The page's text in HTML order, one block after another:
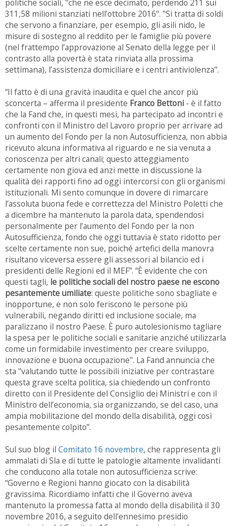
politiche sociali, "che ne esce decimato, perdendo 211 sui
311,58 milioni stanziati nell’ottobre 2016". "Si tratta di soldi
che servono a finanziare, per esempio, gli asili nido, le
misure di sostegno al reddito per le famiglie più povere
(nel frattempo l’approvazione al Senato della legge per il
contrasto alla povertà è stata rinviata alla prossima
settimana), l’assistenza domiciliare e i centri antiviolenza".
“Il fatto è di una gravità inaudita e quel che ancor più
sconcerta – afferma il presidente Franco Bettoni - è il fatto
che la Fand che, in questi mesi, ha partecipato ad incontri e
confronti con il Ministro del Lavoro proprio per arrivare ad
un aumento del Fondo per la non Autosufficienza, non abbia
ricevuto alcuna informativa al riguardo e ne sia venuta a
conoscenza per altri canali; questo atteggiamento
certamente non giova ed anzi mette in discussione la
qualità dei rapporti fino ad oggi intercorsi con gli organismi
istituzionali. Mi sento comunque in dovere di rimarcare
l’assoluta buona fede e correttezza del Ministro Poletti che
a dicembre ha mantenuto la parola data, spendendosi
personalmente per l’aumento del Fondo per la non
Autosufficienza, fondo che oggi tuttavia è stato ridotto per
scelte certamente non sue, poiché artefici della manovra
risultano viceversa essere gli assessori al bilancio ed i
presidenti delle Regioni ed il MEF”. “È evidente che con
questi tagli, le politiche sociali del nostro paese ne escono
pesantemente umiliate: queste politiche sono sbagliate e
inopportune, e non solo feriscono le persone più
vulnerabili, negando diritti ed inclusione sociale, ma
paralizzano il nostro Paese. È puro autolesionismo tagliare
la spesa per le politiche sociali e sanitarie anziché utilizzarla
come un formidabile investimento per creare sviluppo,
innovazione e buona occupazione". La Fand annuncia che
sta "valutando tutte le possibili iniziative per contrastare
questa grave scelta politica, sia chiedendo un confronto
diretto con il Presidente del Consiglio dei Ministri e con il
Ministro dell’economia, sia organizzando, se del caso, una
ampia mobilitazione del mondo della disabilità, oggi così
pesantemente colpito”.
Sul suo blog il Comitato 16 novembre, che rappresenta gli
ammalati di Sla e di tutte le patologie altamente invalidanti
che conducono alla totale non autosufficienza scrive:
“Governo e Regioni hanno giocato con la disabilità
gravissima. Ricordiamo infatti che il Governo aveva
mantenuto la promessa fatta al mondo della disabilità il 30
novembre 2016, a seguito dell'ennesimo presidio